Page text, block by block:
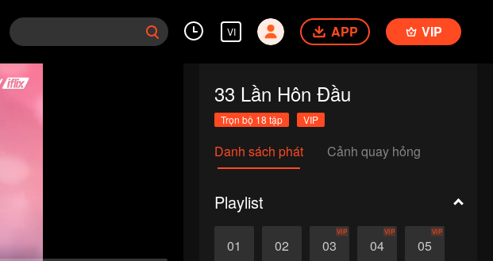
VI APP VIP
33 Lần Hôn Đầu
Trọn bộ 18 tập VIP
Danh sách phát Cảnh quay hỏng
Playlist
01 02 03
VIP
04
VIP
05
VIP